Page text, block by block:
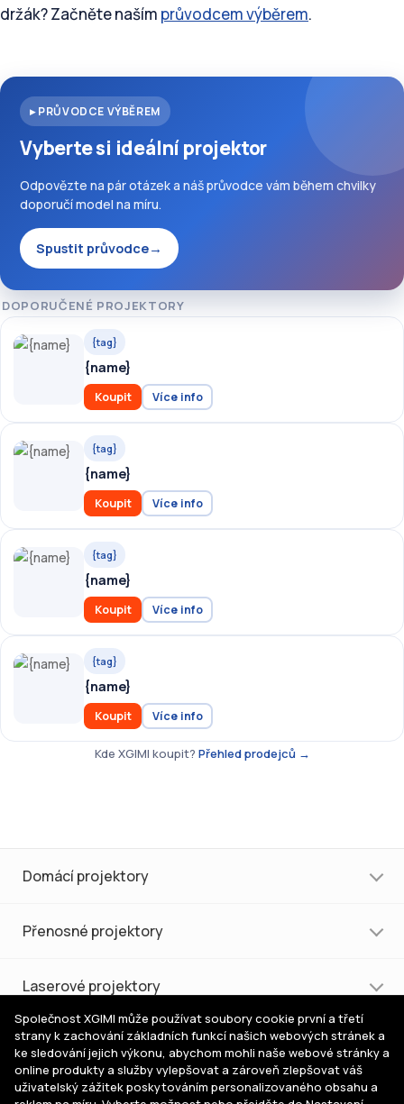
držák? Začněte naším průvodcem výběrem.
▸ PRŮVODCE VÝBĚREM
Vyberte si ideální projektor
Odpovězte na pár otázek a náš průvodce vám během chvilky
doporučí model na míru.
Spustit průvodce→
DOPORUČENÉ PROJEKTORY
{tag}
{name}
Koupit Více info
{tag}
{name}
Koupit Více info
{tag}
{name}
Koupit Více info
{tag}
{name}
Koupit Více info
Kde XGIMI koupit? Přehled prodejců →
Domácí projektory
Přenosné projektory
Laserové projektory
Nákup a podpora
Pomoc s výběrem
Společnost XGIMI může používat soubory cookie první a třetí
strany k zachování základních funkcí našich webových stránek a
ke sledování jejich výkonu, abychom mohli naše webové stránky a
online produkty a služby vylepšovat a zároveň zlepšovat váš
uživatelský zážitek poskytováním personalizovaného obsahu a